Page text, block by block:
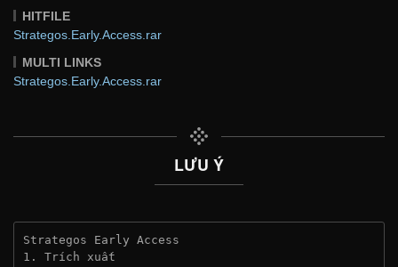
HITFILE
Strategos.Early.Access.rar
MULTI LINKS
Strategos.Early.Access.rar
LƯU Ý
Strategos Early Access
1. Trích xuất